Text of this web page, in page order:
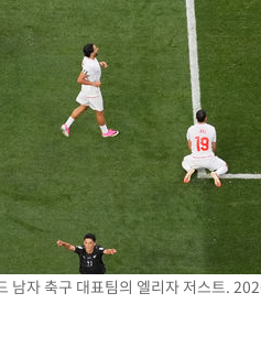
남자 축구 대표팀의 엘리자 저스트.